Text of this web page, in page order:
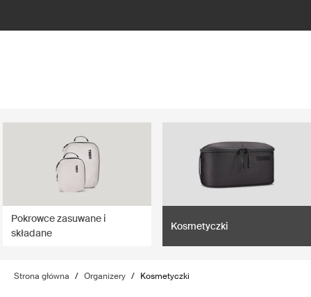
Pokrowce zasuwane i
składane
Kosmetyczki
Strona główna / Organizery / Kosmetyczki